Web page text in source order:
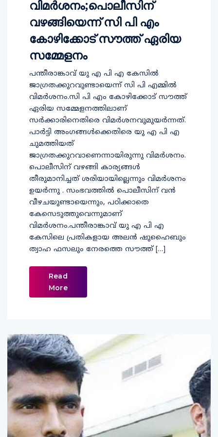
വിമർശനം;പൊലീസിന്
വഴങ്ങിയെന്ന് സി പി എം
കോഴിക്കോട് സൗത്ത് ഏരിയ
സമ്മേളനം
പന്തീരാങ്കാവ് യു എ പി എ കേസിൽ
ജാഗ്രതക്കുറവുണ്ടായെന്ന് സി പി എമ്മിൽ
വിമർശനം.സി പി എം കോഴിക്കോട് സൗത്ത്
ഏരിയ സമ്മേളനത്തിലാണ്
സർക്കാരിനെതിരെ വിമർശനവുമുയർന്നത്.
പാർട്ടി അംഗങ്ങൾക്കെതിരെ യു എ പി എ
ചുമത്തിയത്
ജാഗ്രതക്കുറവാണെന്നായിരുന്നു വിമർശനം.
പൊലീസിന് വഴങ്ങി കാര്യങ്ങൾ
തീരുമാനിച്ചത് ശരിയായില്ലെന്നും വിമർശനം
ഉയർന്നു . സംഭവത്തിൽ പൊലീസിന് വൻ
വീഴചയുണ്ടായെന്നും, പഠിക്കാതെ
കേസെടുത്തുവെന്നുമാണ്
വിമർശനം.പന്തീരാങ്കാവ് യു എ പി എ
കേസിലെ പ്രതികളായ അലൻ ഷുഹൈബും
ത്വാഹ ഫസലും നേരത്തെ സൗത്ത് […]
Read
More